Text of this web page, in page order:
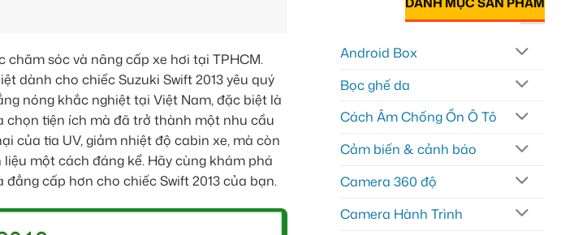
sóc và nâng cấp xe hơi tại TPHCM.
dành cho chiếc Suzuki Swift 2013 yêu quý
nóng khắc nghiệt tại Việt Nam, đặc biệt là
chọn tiện ích mà đã trở thành một nhu cầu
của tia UV, giảm nhiệt độ cabin xe, mà còn
một cách đáng kể. Hãy cùng khám phá
cấp hơn cho chiếc Swift 2013 của bạn.
Android Box
Bọc ghế da
Cách Âm Chống Ồn Ô Tô
Cảm biến & cảnh báo
Camera 360 độ
Camera Hành Trình